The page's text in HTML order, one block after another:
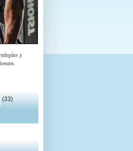
y
(33)